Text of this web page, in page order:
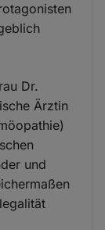
Dr.
Ärztin
und